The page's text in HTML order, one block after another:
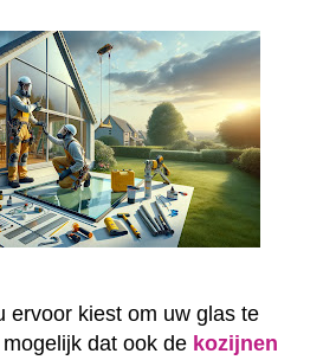
ervoor kiest om uw glas te
dat ook de kozijnen